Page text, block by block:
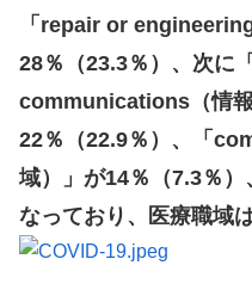
「repair or
28％（23.3％）、次に
communications（情
22％（22.9％）、「
域）」が14％（7.3％
なっており、医療職域